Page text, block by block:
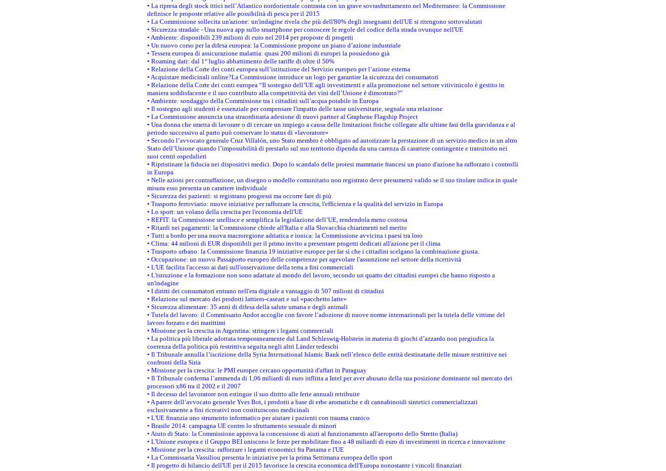
• La ripresa degli stock ittici nell’Atlantico nordorientale contrasta con un grave sovrasfruttamento nel Mediterraneo: la Commissione
definisce le proposte relative alle possibilità di pesca per il 2015
• La Commissione sollecita un'azione: un'indagine rivela che più dell'80% degli insegnanti dell'UE si ritengono sottovalutati
• Sicurezza stradale - Una nuova app sullo smartphone per conoscere le regole del codice della strada ovunque nell'UE
• Ambiente: disponibili 239 milioni di euro nel 2014 per proposte di progetti
• Un nuovo corso per la difesa europea: la Commissione propone un piano d’azione industriale
• Tessera europea di assicurazione malattia: quasi 200 milioni di europei la possiedono già
• Roaming dati: dal 1° luglio abbattimento delle tariffe di oltre il 50%
• Relazione della Corte dei conti europea sull’istituzione del Servizio europeo per l’azione esterna
• Acquistare medicinali online?La Commissione introduce un logo per garantire la sicurezza dei consumatori
• Relazione della Corte dei conti europea “Il sostegno dell’UE agli investimenti e alla promozione nel settore vitivinicolo è gestito in
maniera soddisfacente e il suo contributo alla competitività dei vini dell’Unione è dimostrato?”
• Ambiente: sondaggio della Commissione tra i cittadini sull’acqua potabile in Europa
• Il sostegno agli studenti è essenziale per compensare l'impatto delle tasse universitarie, segnala una relazione
• La Commissione annuncia una straordinaria adesione di nuovi partner al Graphene Flagship Project
• Una donna che smetta di lavorare o di cercare un impiego a causa delle limitazioni fisiche collegate alle ultime fasi della gravidanza e al
periodo successivo al parto può conservare lo status di «lavoratore»
• Secondo l’avvocato generale Cruz Villalón, uno Stato membro è obbligato ad autorizzare la prestazione di un servizio medico in un altro
Stato dell’Unione quando l’impossibilità di prestarlo sul suo territorio dipenda da una carenza di carattere contingente e transitorio nei
suoi centri ospedalieri
• Ripristinare la fiducia nei dispositivi medici. Dopo lo scandalo delle protesi mammarie francesi un piano d'azione ha rafforzato i controlli
in Europa
• Nelle azioni per contraffazione, un disegno o modello comunitario non registrato deve presumersi valido se il suo titolare indica in quale
misura esso presenta un carattere individuale
• Sicurezza dei pazienti: si registrano progressi ma occorre fare di più
• Trasporto ferroviario: nuove iniziative per rafforzare la crescita, l'efficienza e la qualità del servizio in Europa
• Lo sport: un volano della crescita per l'economia dell'UE
• REFIT: la Commissione snellisce e semplifica la legislazione dell’UE, rendendola meno costosa
• Ritardi nei pagamenti: la Commissione chiede all'Italia e alla Slovacchia chiarimenti nel merito
• Tutti a bordo per una nuova macroregione adriatica e ionica: la Commissione avvicina i paesi tra loro
• Clima: 44 milioni di EUR disponibili per il primo invito a presentare progetti dedicati all'azione per il clima
• Trasporto urbano: la Commissione finanzia 19 iniziative europee per far sì che i cittadini scelgano la combinazione giusta.
• Occupazione: un nuovo Passaporto europeo delle competenze per agevolare l'assunzione nel settore della ricettività
• L'UE facilita l'accesso ai dati sull'osservazione della terra a fini commerciali
• L'istruzione e la formazione non sono adattate al mondo del lavoro, secondo un quarto dei cittadini europei che hanno risposto a
un'indagine
• I diritti dei consumatori entrano nell'era digitale a vantaggio di 507 milioni di cittadini
• Relazione sul mercato dei prodotti lattiero-caseari e sul «pacchetto latte»
• Sicurezza alimentare: 35 anni di difesa della salute umana e degli animali
• Tutela del lavoro: il Commissario Andor accoglie con favore l’adozione di nuove norme internazionali per la tutela delle vittime del
lavoro forzato e dei marittimi
• Missione per la crescita in Argentina: stringere i legami commerciali
• La politica più liberale adottata temporaneamente dal Land Schleswig-Holstein in materia di giochi d’azzardo non pregiudica la
coerenza della politica più restrittiva seguita negli altri Länder tedeschi
• Il Tribunale annulla l’iscrizione della Syria International Islamic Bank nell’elenco delle entità destinatarie delle misure restrittive nei
confronti della Siria
• Missione per la crescita: le PMI europee cercano opportunità d'affari in Paraguay
• Il Tribunale conferma l’ammenda di 1,06 miliardi di euro inflitta a Intel per aver abusato della sua posizione dominante sul mercato dei
processori x86 tra il 2002 e il 2007
• Il decesso del lavoratore non estingue il suo diritto alle ferie annuali retribuite
• A parere dell’avvocato generale Yves Bot, i prodotti a base di erbe aromatiche e di cannabinoidi sintetici commercializzati
esclusivamente a fini ricreativi non costituiscono medicinali
• L'UE finanzia uno strumento informatico per aiutare i pazienti con trauma cranico
• Brasile 2014: campagna UE contro lo sfruttamento sessuale di minori
• Aiuto di Stato: la Commissione approva la concessione di aiuti al funzionamento all'aeroporto dello Stretto (Italia)
• L'Unione europea e il Gruppo BEI uniscono le forze per mobilitare fino a 48 miliardi di euro di investimenti in ricerca e innovazione
• Missione per la crescita: rafforzare i legami economici fra Panama e l'UE
• La Commissaria Vassiliou presenta le iniziative per la prima Settimana europea dello sport
• Il progetto di bilancio dell'UE per il 2015 favorisce la crescita economica dell'Europa nonostante i vincoli finanziari